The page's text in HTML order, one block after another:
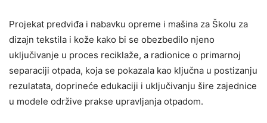
Projekat predviđa i nabavku opreme i mašina za Školu za
dizajn tekstila i kože kako bi se obezbedilo njeno
uključivanje u proces reciklaže, a radionice o primarnoj
separaciji otpada, koja se pokazala kao ključna u postizanju
rezulatata, doprineće edukaciji i uključivanju šire zajednice
u modele održive prakse upravljanja otpadom.